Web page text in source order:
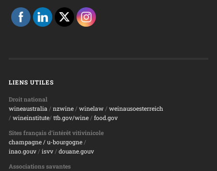
LIENS UTILES
Droit national
wineaustralia / nzwine/ winelaw/ weinausoesterreich
/ wineinstitute/ ttb.gov/wine/ food.gov
Sites français d’intérêt vitivinicole
champagne/ u-bourgogne/
inao.gouv/ isvv/ douane.gouv
Associations savantes